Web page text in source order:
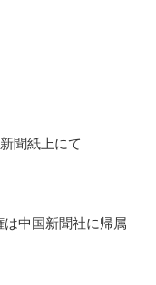
聞紙上にて
は中国新聞社に帰属